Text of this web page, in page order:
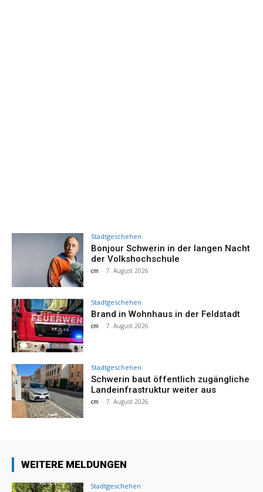
Stadtgeschehen
Bonjour Schwerin in der langen Nacht
der Volkshochschule
cm - 7. August 2026
Stadtgeschehen
Brand in Wohnhaus in der Feldstadt
cm - 7. August 2026
Stadtgeschehen
Schwerin baut öffentlich zugängliche
Landeinfrastruktur weiter aus
cm - 7. August 2026
WEITERE MELDUNGEN
Stadtgeschehen